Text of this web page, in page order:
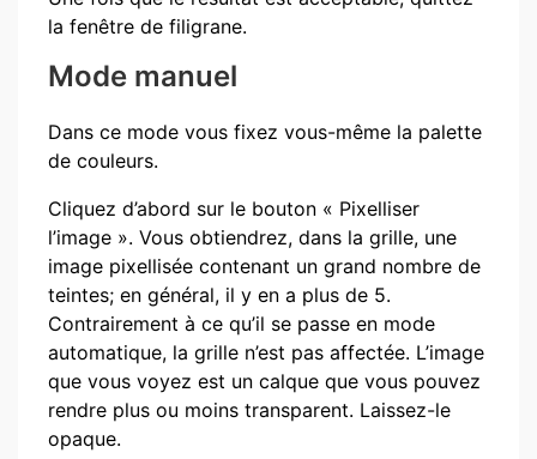
la fenêtre de filigrane.
Mode manuel
Dans ce mode vous fixez vous-même la palette
de couleurs.
Cliquez d’abord sur le bouton « Pixelliser
l’image ». Vous obtiendrez, dans la grille, une
image pixellisée contenant un grand nombre de
teintes; en général, il y en a plus de 5.
Contrairement à ce qu’il se passe en mode
automatique, la grille n’est pas affectée. L’image
que vous voyez est un calque que vous pouvez
rendre plus ou moins transparent. Laissez-le
opaque.